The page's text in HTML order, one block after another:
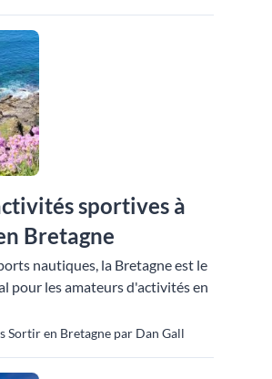
sportives à
Bretagne
nautiques, la Bretagne est le
pour les amateurs d'activités en
Sortir en Bretagne par Dan Gall